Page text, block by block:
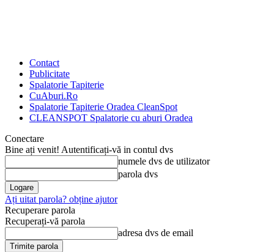
Contact
Publicitate
Spalatorie Tapiterie
CuAburi.Ro
Spalatorie Tapiterie Oradea CleanSpot
CLEANSPOT Spalatorie cu aburi Oradea
Conectare
Bine ați venit! Autentificați-vă in contul dvs
numele dvs de utilizator
parola dvs
Ați uitat parola? obține ajutor
Recuperare parola
Recuperați-vă parola
adresa dvs de email